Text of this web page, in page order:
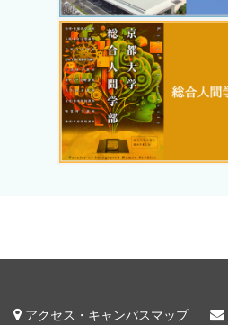
アクセス・キャンパスマップ